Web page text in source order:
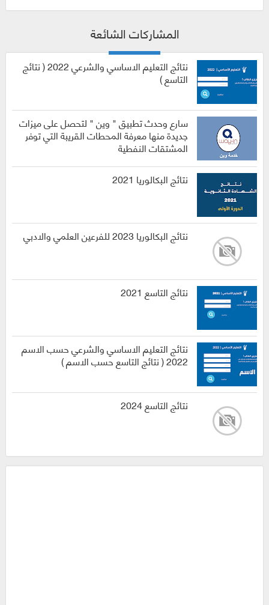
المشاركات الشائعة
نتائج التعليم الاساسي والشرعي 2022 ( نتائج
التاسع )
سارع وحدث تطبيق " وين " لتحصل على ميزات
جديدة منها معرفة المحطات القريبة التي توفر
المشتقات النفطية
نتائج البكالوريا 2021
نتائج البكالوريا 2023 للفرعين العلمي والادبي
نتائج التاسع 2021
نتائج التعليم الاساسي والشرعي حسب الاسم
2022 ( نتائج التاسع حسب الاسم )
نتائج التاسع 2024